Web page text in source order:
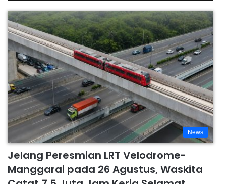
News
Jelang Peresmian LRT Velodrome-
Manggarai pada 26 Agustus, Waskita